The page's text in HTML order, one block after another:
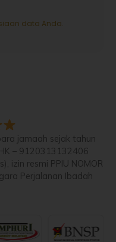
data Anda.
jamaah sejak tahun
– 9120313132406
izin resmi PPIU NOMOR
Perjalanan Ibadah